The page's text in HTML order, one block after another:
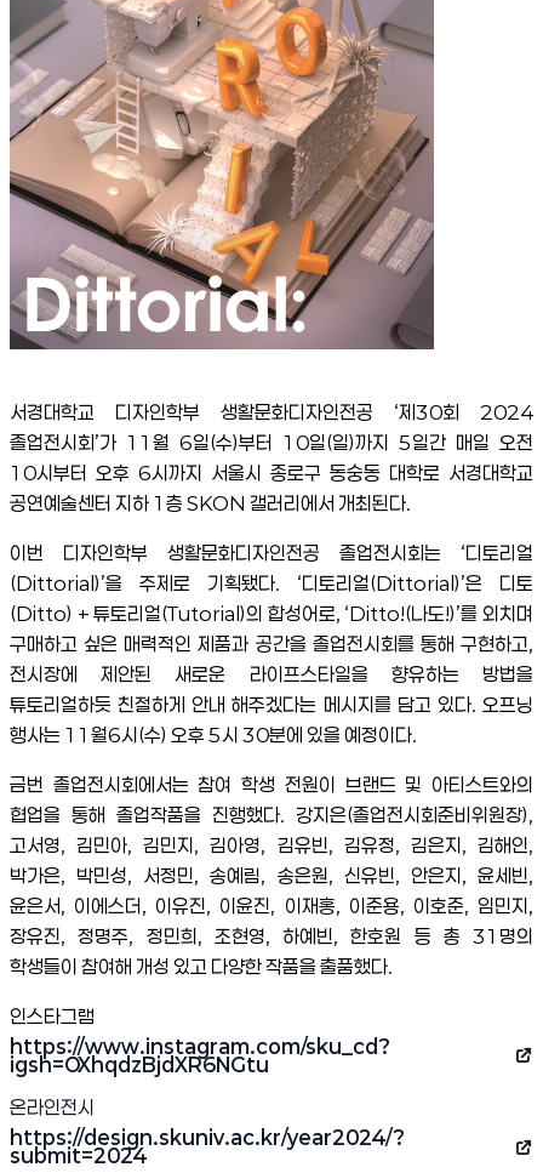
서경대학교 디자인학부 생활문화디자인전공 ‘제30회 2024
졸업전시회’가 11월 6일(수)부터 10일(일)까지 5일간 매일 오전
10시부터 오후 6시까지 서울시 종로구 동숭동 대학로 서경대학교
공연예술센터 지하 1층 SKON 갤러리에서 개최된다.
이번 디자인학부 생활문화디자인전공 졸업전시회는 ‘디토리얼
(Dittorial)’을 주제로 기획됐다. ‘디토리얼(Dittorial)’은 디토
(Ditto) + 튜토리얼(Tutorial)의 합성어로, ‘Ditto!(나도!)’를 외치며
구매하고 싶은 매력적인 제품과 공간을 졸업전시회를 통해 구현하고,
전시장에 제안된 새로운 라이프스타일을 향유하는 방법을
튜토리얼하듯 친절하게 안내 해주겠다는 메시지를 담고 있다. 오프닝
행사는 11월6시(수) 오후 5시 30분에 있을 예정이다.
금번 졸업전시회에서는 참여 학생 전원이 브랜드 및 아티스트와의
협업을 통해 졸업작품을 진행했다. 강지은(졸업전시회준비위원장),
고서영, 김민아, 김민지, 김아영, 김유빈, 김유정, 김은지, 김해인,
박가은, 박민성, 서정민, 송예림, 송은원, 신유빈, 안은지, 윤세빈,
윤은서, 이에스더, 이유진, 이윤진, 이재홍, 이준용, 이호준, 임민지,
장유진, 정명주, 정민희, 조현영, 하예빈, 한호원 등 총 31명의
학생들이 참여해 개성 있고 다양한 작품을 출품했다.
인스타그램
https://www.instagram.com/sku_cd?
igsh=OXhqdzBjdXR6NGtu
(새 창 열림)
온라인전시
https://design.skuniv.ac.kr/year2024/?
submit=2024
(새 창 열림)